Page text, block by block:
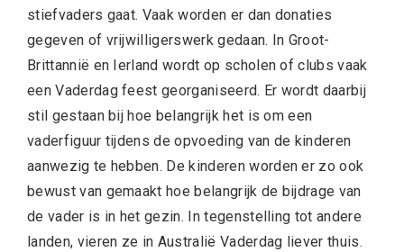
stiefvaders gaat. Vaak worden er dan donaties
gegeven of vrijwilligerswerk gedaan. In Groot-
Brittannië en Ierland wordt op scholen of clubs vaak
een Vaderdag feest georganiseerd. Er wordt daarbij
stil gestaan bij hoe belangrijk het is om een
vaderfiguur tijdens de opvoeding van de kinderen
aanwezig te hebben. De kinderen worden er zo ook
bewust van gemaakt hoe belangrijk de bijdrage van
de vader is in het gezin. In tegenstelling tot andere
landen, vieren ze in Australië Vaderdag liever thuis.